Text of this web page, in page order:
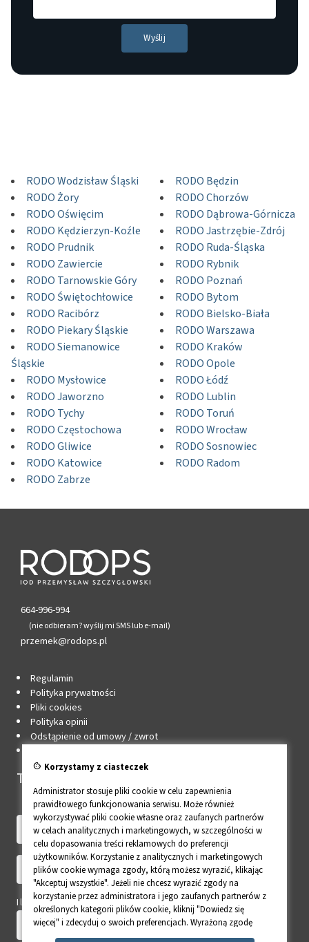
RODO Wodzisław Śląski
RODO Żory
RODO Oświęcim
RODO Kędzierzyn-Koźle
RODO Prudnik
RODO Zawiercie
RODO Tarnowskie Góry
RODO Świętochłowice
RODO Racibórz
RODO Piekary Śląskie
RODO Siemanowice
Śląskie
RODO Mysłowice
RODO Jaworzno
RODO Tychy
RODO Częstochowa
RODO Gliwice
RODO Katowice
RODO Zabrze
RODO Będzin
RODO Chorzów
RODO Dąbrowa-Górnicza
RODO Jastrzębie-Zdrój
RODO Ruda-Śląska
RODO Rybnik
RODO Poznań
RODO Bytom
RODO Bielsko-Biała
RODO Warszawa
RODO Kraków
RODO Opole
RODO Łódź
RODO Lublin
RODO Toruń
RODO Wrocław
RODO Sosnowiec
RODO Radom
664-996-994
(nie odbieram? wyślij mi SMS lub e-mail)
przemek@rodops.pl
Regulamin
Polityka prywatności
Pliki cookies
Polityka opinii
Odstąpienie od umowy / zwrot
Twoje konto
Ile to 10 - 10?
cookie Korzystamy z ciasteczek
Administrator stosuje pliki cookie w celu zapewnienia
prawidłowego funkcjonowania serwisu. Może również
wykorzystywać pliki cookie własne oraz zaufanych partnerów
w celach analitycznych i marketingowych, w szczególności w
celu dopasowania treści reklamowych do preferencji
użytkowników. Korzystanie z analitycznych i marketingowych
plików cookie wymaga zgody, którą możesz wyrazić, klikając
"Akceptuj wszystkie". Jeżeli nie chcesz wyrazić zgody na
korzystanie przez administratora i jego zaufanych partnerów z
określonych kategorii plików cookie, kliknij "Dowiedz się
więcej" i zdecyduj o swoich preferencjach. Wyrażoną zgodę
można wycofać w każdym momencie poprzez zmianę